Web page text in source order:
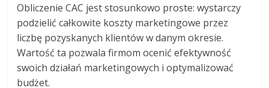
Obliczenie CAC jest stosunkowo proste: wystarczy
podzielić całkowite koszty marketingowe przez
liczbę pozyskanych klientów w danym okresie.
Wartość ta pozwala firmom ocenić efektywność
swoich działań marketingowych i optymalizować
budżet.